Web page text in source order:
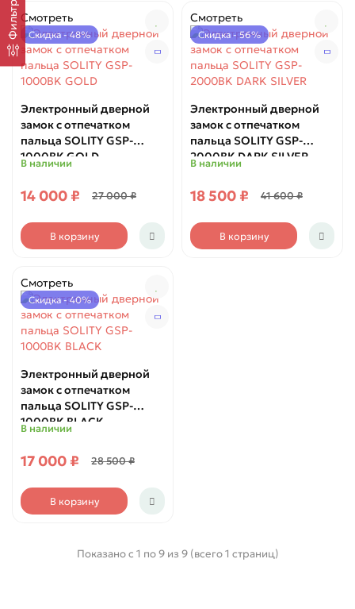
ФильтрСмотреть
Скидка - 48%
Электронный дверной
замок с отпечатком
пальца SOLITY GSP-
1000BK GOLD
В наличии
14 000 ₽ 27 000 ₽
В корзину
Смотреть
Скидка - 56%
Электронный дверной
замок с отпечатком
пальца SOLITY GSP-
2000BK DARK SILVER
В наличии
18 500 ₽ 41 600 ₽
В корзину
Смотреть
Скидка - 40%
Электронный дверной
замок с отпечатком
пальца SOLITY GSP-
1000BK BLACK
В наличии
17 000 ₽ 28 500 ₽
В корзину
Показано с 1 по 9 из 9 (всего 1 страниц)